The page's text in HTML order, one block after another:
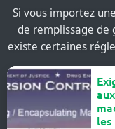
Si vous importez
de remplissage de
existe certaines
les